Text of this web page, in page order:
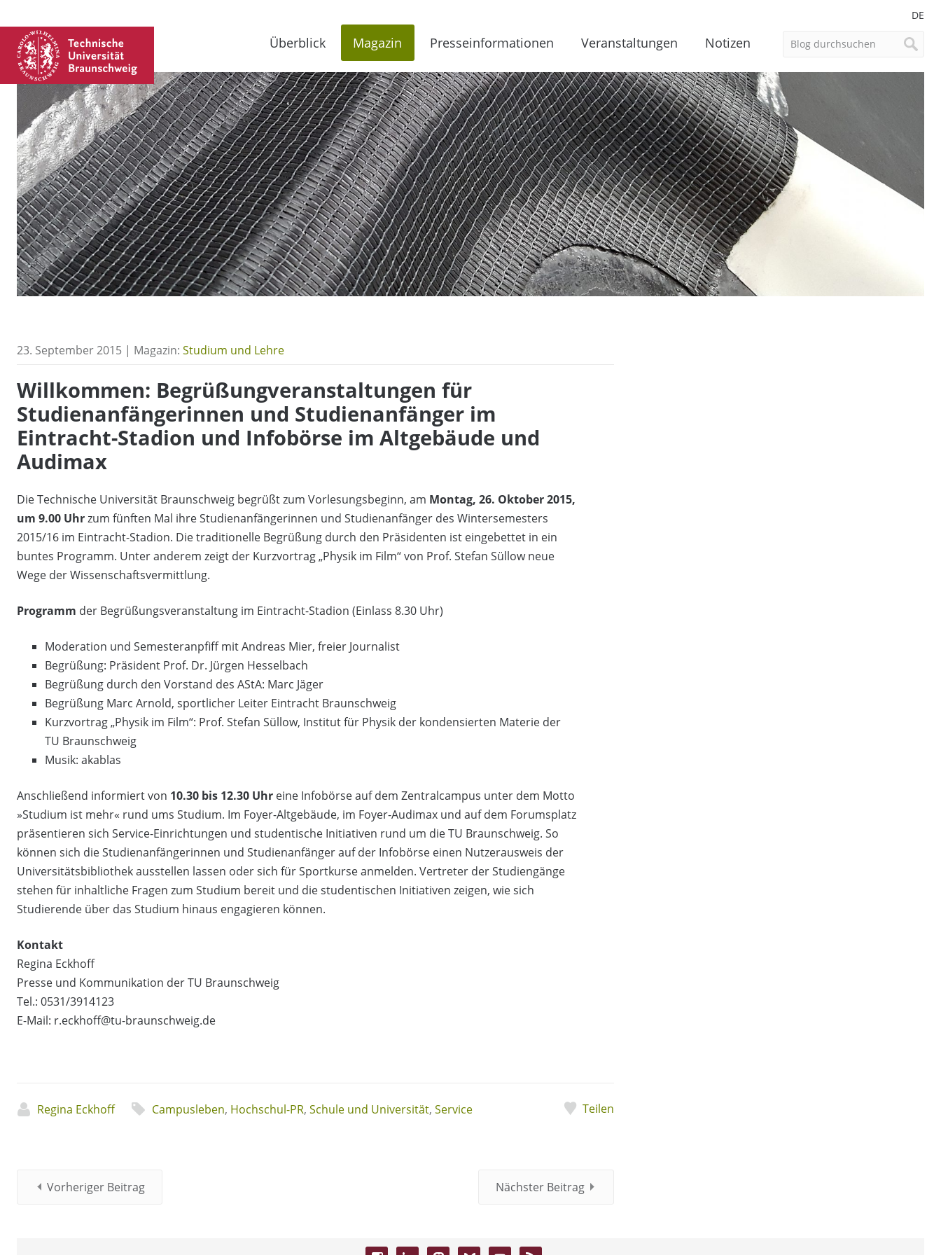
DE
Überblick Magazin Presseinformationen Veranstaltungen Notizen
23. September 2015 | Magazin: Studium und Lehre
Willkommen: Begrüßungveranstaltungen für
Studienanfängerinnen und Studienanfänger im
Eintracht-Stadion und Infobörse im Altgebäude und
Audimax
Die Technische Universität Braunschweig begrüßt zum Vorlesungsbeginn, am Montag, 26. Oktober 2015,
um 9.00 Uhrzum fünften Mal ihre Studienanfängerinnen und Studienanfänger des Wintersemesters
2015/16 im Eintracht-Stadion. Die traditionelle Begrüßung durch den Präsidenten ist eingebettet in ein
buntes Programm. Unter anderem zeigt der Kurzvortrag „Physik im Film“ von Prof. Stefan Süllow neue
Wege der Wissenschaftsvermittlung.
Programm der Begrüßungsveranstaltung im Eintracht-Stadion (Einlass 8.30 Uhr)
Moderation und Semesteranpfiff mit Andreas Mier, freier Journalist
Begrüßung: Präsident Prof. Dr. Jürgen Hesselbach
Begrüßung durch den Vorstand des AStA: Marc Jäger
Begrüßung Marc Arnold, sportlicher Leiter Eintracht Braunschweig
Kurzvortrag „Physik im Film“: Prof. Stefan Süllow, Institut für Physik der kondensierten Materie der
TU Braunschweig
Musik: akablas
Anschließend informiert von 10.30 bis 12.30 Uhr eine Infobörse auf dem Zentralcampus unter dem Motto
»Studium ist mehr« rund ums Studium. Im Foyer-Altgebäude, im Foyer-Audimax und auf dem Forumsplatz
präsentieren sich Service-Einrichtungen und studentische Initiativen rund um die TU Braunschweig. So
können sich die Studienanfängerinnen und Studienanfänger auf der Infobörse einen Nutzerausweis der
Universitätsbibliothek ausstellen lassen oder sich für Sportkurse anmelden. Vertreter der Studiengänge
stehen für inhaltliche Fragen zum Studium bereit und die studentischen Initiativen zeigen, wie sich
Studierende über das Studium hinaus engagieren können.
Kontakt
Regina Eckhoff
Presse und Kommunikation der TU Braunschweig
Tel.: 0531/3914123
E-Mail: r.eckhoff@tu-braunschweig.de
Regina Eckhoff Campusleben, Hochschul-PR, Schule und Universität, Service Teilen
Vorheriger Beitrag Nächster Beitrag